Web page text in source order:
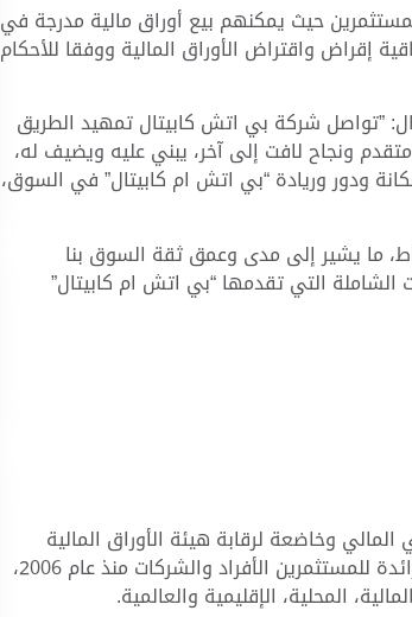
حيث يمكنهم بيع أوراق مالية مدرجة في
إقراض واقتراض الأوراق المالية ووفقا للأحكام
”تواصل شركة بي اتش كابيتال تمهيد الطريق
ونجاح لافت إلى آخر، يبني عليه ويضيف له،
ودور وريادة “بي اتش ام كابيتال” في السوق،
ما يشير إلى مدى وعمق ثقة السوق بنا
الشاملة التي تقدمها “بي اتش ام كابيتال”
وخاضعة لرقابة هيئة الأوراق المالية
والسلع في دولة الإمارات العربية المتحدة. وهي شركة خدمات مالية رائدة للمستثمرين الأفراد والشركات منذ عام 2006،
المحلية، الإقليمية والعالمية.